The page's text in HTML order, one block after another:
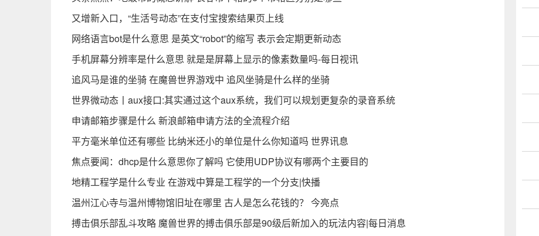
又增新入口，“生活号动态”在支付宝搜索结果页上线
网络语言bot是什么意思 是英文“robot”的缩写 表示会定期更新动态
手机屏幕分辨率是什么意思 就是是屏幕上显示的像素数量吗-每日视讯
追风马是谁的坐骑 在魔兽世界游戏中 追风坐骑是什么样的坐骑
世界微动态丨aux接口:其实通过这个aux系统，我们可以规划更复杂的录音系统
申请邮箱步骤是什么 新浪邮箱申请方法的全流程介绍
平方毫米单位还有哪些 比纳米还小的单位是什么你知道吗 世界讯息
焦点要闻：dhcp是什么意思你了解吗 它使用UDP协议有哪两个主要目的
地精工程学是什么专业 在游戏中算是工程学的一个分支|快播
温州江心寺与温州博物馆旧址在哪里 古人是怎么花钱的？ 今亮点
搏击俱乐部乱斗攻略 魔兽世界的搏击俱乐部是90级后新加入的玩法内容|每日消息